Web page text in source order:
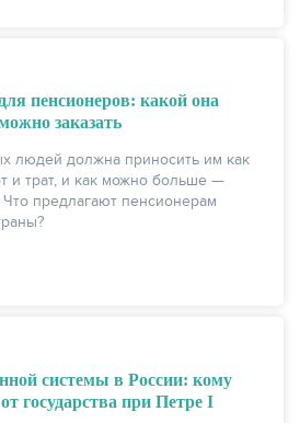
пенсионеров: какой она
заказать
людей должна приносить им как
и трат, и как можно больше —
предлагают пенсионерам
системы в России: кому
государства при Петре I